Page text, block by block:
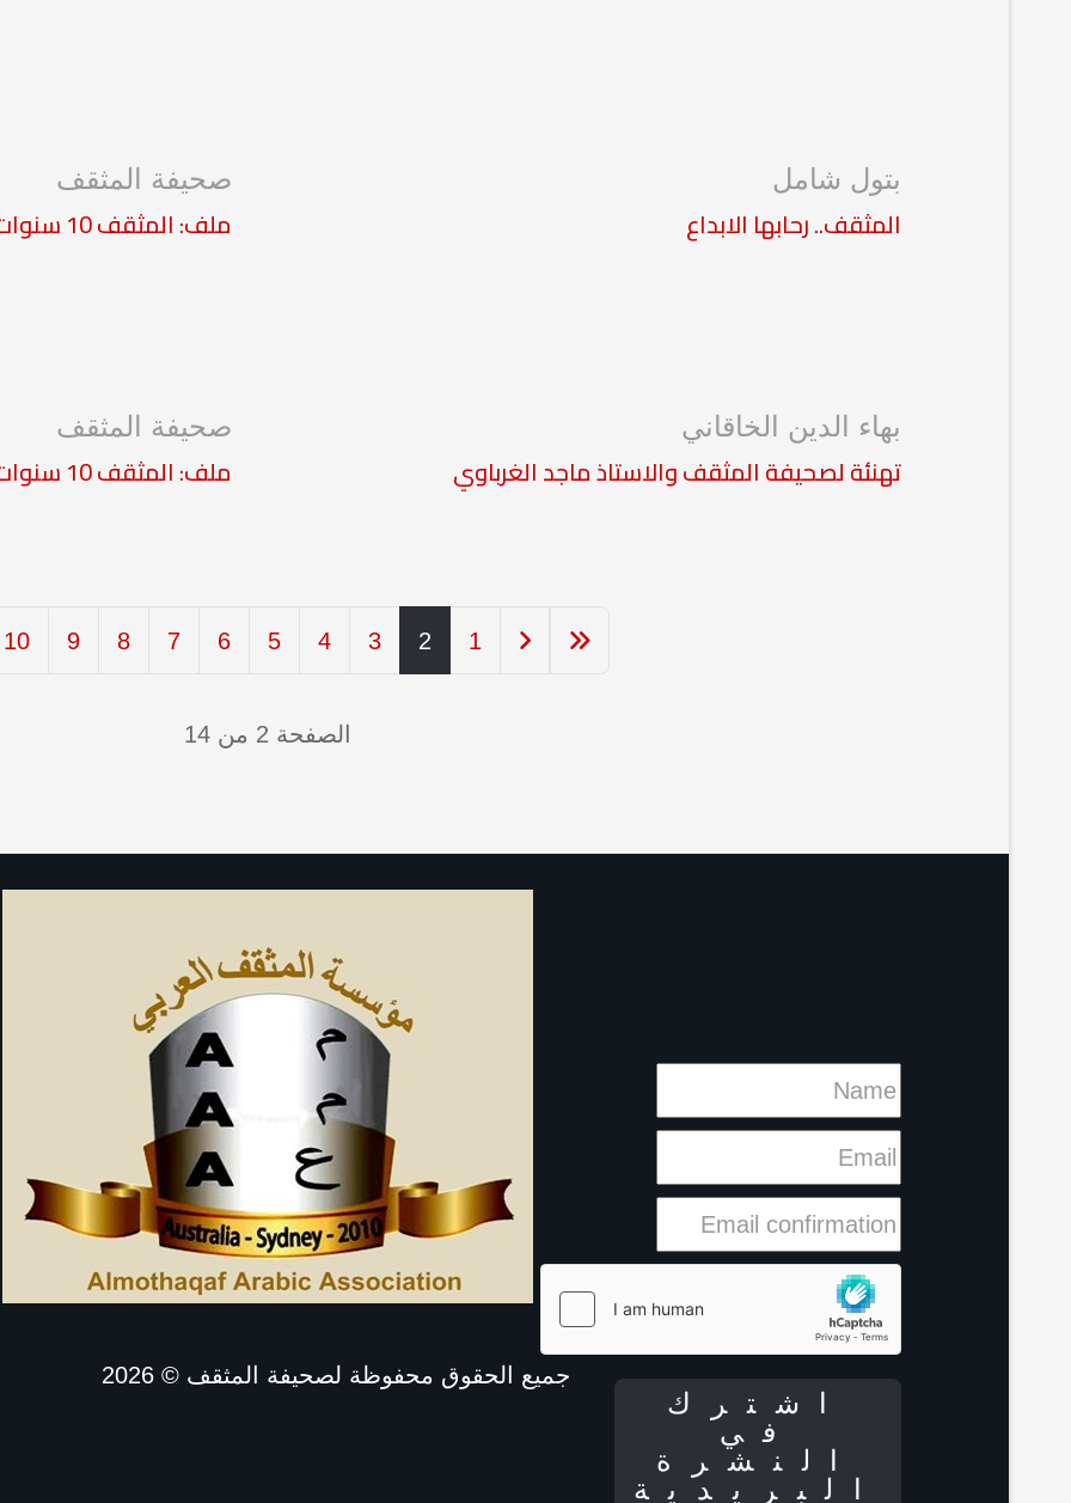
بتول شامل
المثقف.. رحابها الابداع
صحيفة المثقف
ملف: المثقف 10 سنوات عطاء زاخر
بهاء الدين الخاقاني
تهنئة لصحيفة المثقف والاستاذ ماجد الغرباوي
صحيفة المثقف
ملف: المثقف 10 سنوات عطاء زاخر
1
2
3
4
5
6
7
8
9
10
الصفحة 2 من 14
اشترك
في
النشرة
البريدية
جميع الحقوق محفوظة لصحيفة المثقف© 2026